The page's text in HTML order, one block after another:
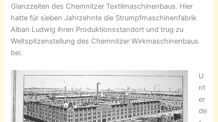
Glanzzeiten des Chemnitzer Textilmaschinenbaus. Hier
hatte für sieben Jahrzehnte die Strumpfmaschinenfabrik
Alban Ludwig ihren Produktionsstandort und trug zu
Weltspitzenstellung des Chemnitzer Wirkmaschinenbaus
bei.
U
nt
er
de